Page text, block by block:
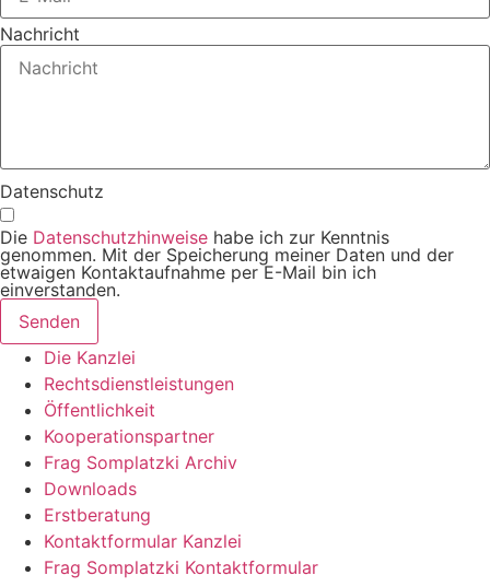
Nachricht
Datenschutz
Die Datenschutzhinweise habe ich zur Kenntnis
genommen. Mit der Speicherung meiner Daten und der
etwaigen Kontaktaufnahme per E-Mail bin ich
einverstanden.
Senden
Die Kanzlei
Rechtsdienstleistungen
Öffentlichkeit
Kooperationspartner
Frag Somplatzki Archiv
Downloads
Erstberatung
Kontaktformular Kanzlei
Frag Somplatzki Kontaktformular